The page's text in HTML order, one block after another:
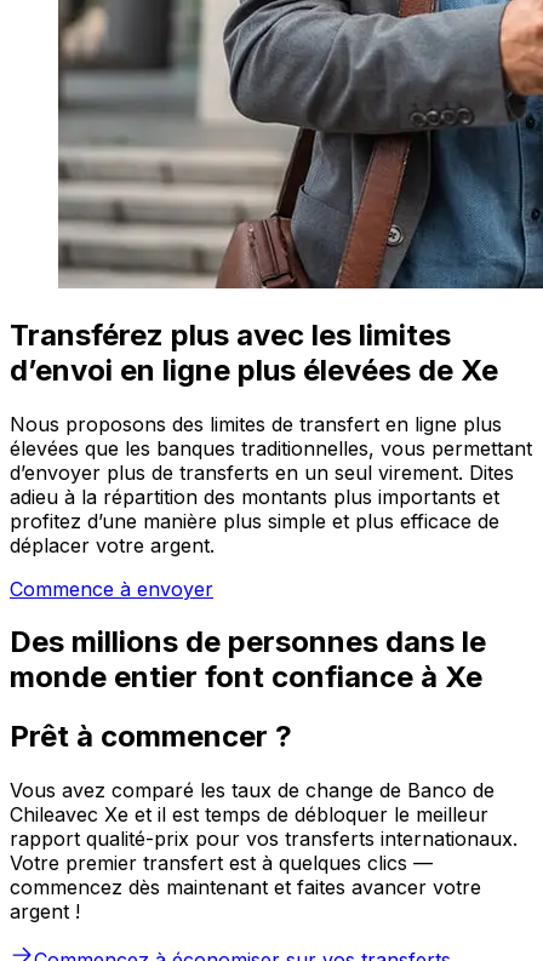
Transférez plus avec les limites
d’envoi en ligne plus élevées de Xe
Nous proposons des limites de transfert en ligne plus
élevées que les banques traditionnelles, vous permettant
d’envoyer plus de transferts en un seul virement. Dites
adieu à la répartition des montants plus importants et
profitez d’une manière plus simple et plus efficace de
déplacer votre argent.
Commence à envoyer
Des millions de personnes dans le
monde entier font confiance à Xe
Prêt à commencer ?
Vous avez comparé les taux de change de Banco de
Chileavec Xe et il est temps de débloquer le meilleur
rapport qualité-prix pour vos transferts internationaux.
Votre premier transfert est à quelques clics —
commencez dès maintenant et faites avancer votre
argent !